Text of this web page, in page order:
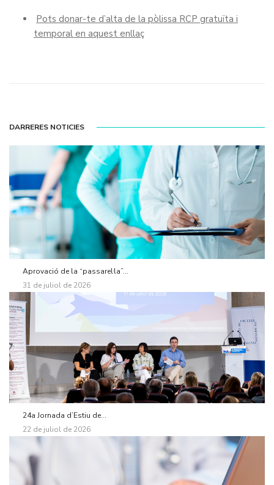
Pots donar-te d’alta de la pòlissa RCP gratuïta i
temporal en aquest enllaç
DARRERES NOTICIES
Aprovació de la “passarel·la”...
31 de juliol de 2026
24a Jornada d’Estiu de...
22 de juliol de 2026